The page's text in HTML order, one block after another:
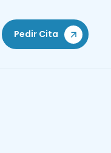
Pedir Cita